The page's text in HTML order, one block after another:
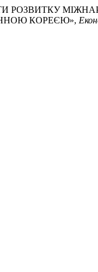
РОЗВИТКУ
КОРЕЄЮ»,